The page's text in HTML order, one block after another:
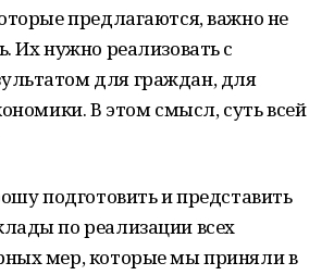
предлагаются, важно не
Их нужно реализовать с
для граждан, для
В этом смысл, суть всей
подготовить и представить
по реализации всех
мер, которые мы приняли в